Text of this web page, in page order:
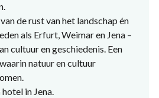
de rust van het landschap én
als Erfurt, Weimar en Jena –
cultuur en geschiedenis. Een
natuur en cultuur
in Jena.